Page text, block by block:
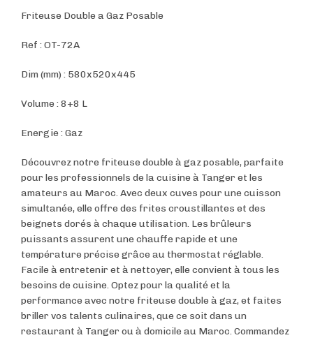
Friteuse Double a Gaz Posable
Ref :OT-72A
Dim (mm) : 580x520x445
Volume : 8+8 L
Energie : Gaz
Découvrez notre friteuse double à gaz posable, parfaite
pour les professionnels de la cuisine à Tanger et les
amateurs au Maroc. Avec deux cuves pour une cuisson
simultanée, elle offre des frites croustillantes et des
beignets dorés à chaque utilisation. Les brûleurs
puissants assurent une chauffe rapide et une
température précise grâce au thermostat réglable.
Facile à entretenir et à nettoyer, elle convient à tous les
besoins de cuisine. Optez pour la qualité et la
performance avec notre friteuse double à gaz, et faites
briller vos talents culinaires, que ce soit dans un
restaurant à Tanger ou à domicile au Maroc. Commandez